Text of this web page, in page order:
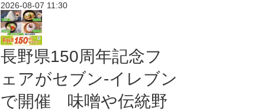
2026-08-07 11:30
長野県150周年記念フ
ェアがセブン-イレブン
で開催 味噌や伝統野